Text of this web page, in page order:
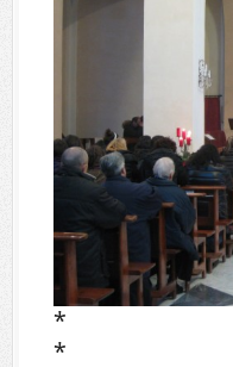
*
*